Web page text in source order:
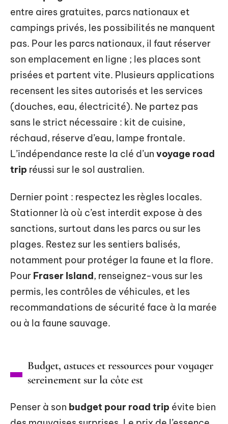
entre aires gratuites, parcs nationaux et
campings privés, les possibilités ne manquent
pas. Pour les parcs nationaux, il faut réserver
son emplacement en ligne ; les places sont
prisées et partent vite. Plusieurs applications
recensent les sites autorisés et les services
(douches, eau, électricité). Ne partez pas
sans le strict nécessaire : kit de cuisine,
réchaud, réserve d’eau, lampe frontale.
L’indépendance reste la clé d’un voyage road
trip réussi sur le sol australien.
Dernier point : respectez les règles locales.
Stationner là où c’est interdit expose à des
sanctions, surtout dans les parcs ou sur les
plages. Restez sur les sentiers balisés,
notamment pour protéger la faune et la flore.
Pour Fraser Island, renseignez-vous sur les
permis, les contrôles de véhicules, et les
recommandations de sécurité face à la marée
ou à la faune sauvage.
Budget, astuces et ressources pour voyager
sereinement sur la côte est
Penser à son budget pour road trip évite bien